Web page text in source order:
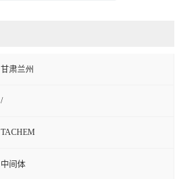
甘肃兰州
/
TACHEM
中间体